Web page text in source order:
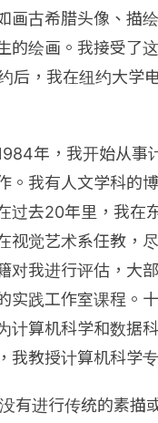
画古希腊头像、描
的绘画。我接受了
后，我在纽约大学
年，我开始从事
。我有人文学科的
过去20年里，我在
视觉艺术系任教，
对我进行评估，大
实践工作室课程。
计算机科学和数据
我教授计算机科学
有进行传统的素描